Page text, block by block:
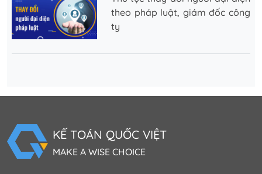
theo pháp luật, giám đốc công
ty
KẾ TOÁN QUỐC VIỆT
MAKE A WISE CHOICE